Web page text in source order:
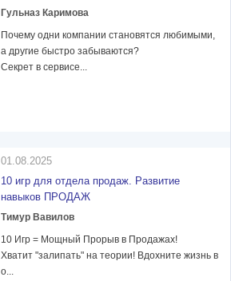
Гульназ Каримова
Почему одни компании становятся любимыми,
а другие быстро забываются?
Секрет в сервисе...
01.08.2025
10 игр для отдела продаж. Развитие
навыков ПРОДАЖ
Тимур Вавилов
10 Игр = Мощный Прорыв в Продажах!
Хватит "залипать" на теории! Вдохните жизнь в
о...